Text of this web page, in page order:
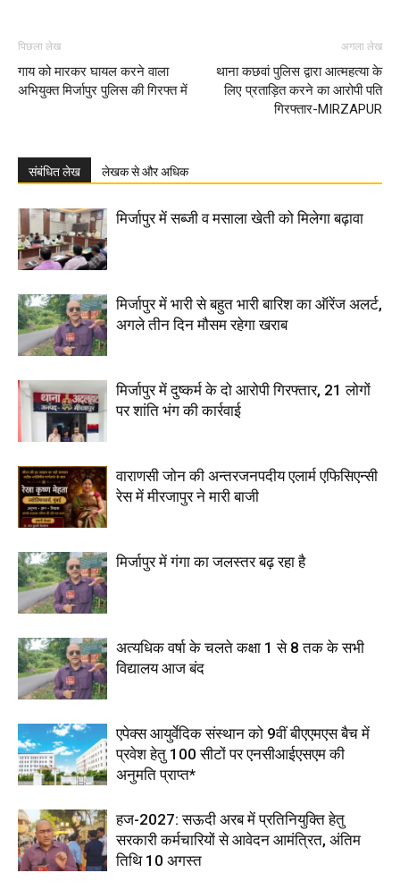
पिछला लेख
गाय को मारकर घायल करने वाला
अभियुक्त मिर्जापुर पुलिस की गिरफ्त में
अगला लेख
थाना कछवां पुलिस द्वारा आत्महत्या के
लिए प्रताड़ित करने का आरोपी पति
गिरफ्तार-MIRZAPUR
संबंधित लेख लेखक से और अधिक
मिर्जापुर में सब्जी व मसाला खेती को मिलेगा बढ़ावा
मिर्जापुर में भारी से बहुत भारी बारिश का ऑरेंज अलर्ट,
अगले तीन दिन मौसम रहेगा खराब
मिर्जापुर में दुष्कर्म के दो आरोपी गिरफ्तार, 21 लोगों
पर शांति भंग की कार्रवाई
वाराणसी जोन की अन्तरजनपदीय एलार्म एफिसिएन्सी
रेस में मीरजापुर ने मारी बाजी
मिर्जापुर में गंगा का जलस्तर बढ़ रहा है
अत्यधिक वर्षा के चलते कक्षा 1 से 8 तक के सभी
विद्यालय आज बंद
एपेक्स आयुर्वेदिक संस्थान को 9वीं बीएएमएस बैच में
प्रवेश हेतु 100 सीटों पर एनसीआईएसएम की
अनुमति प्राप्त*
हज-2027: सऊदी अरब में प्रतिनियुक्ति हेतु
सरकारी कर्मचारियों से आवेदन आमंत्रित, अंतिम
तिथि 10 अगस्त